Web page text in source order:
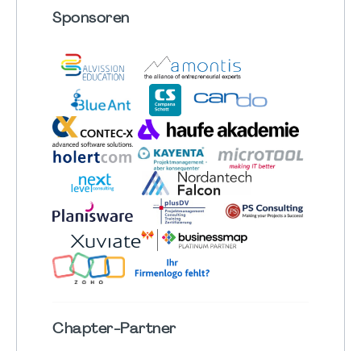
Sponsoren
Chapter-Partner